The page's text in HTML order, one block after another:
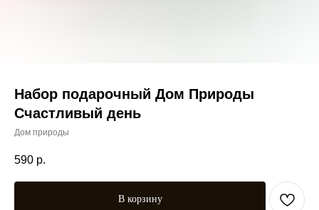
Набор подарочный Дом Природы
Счастливый день
Дом природы
590 р.
В корзину